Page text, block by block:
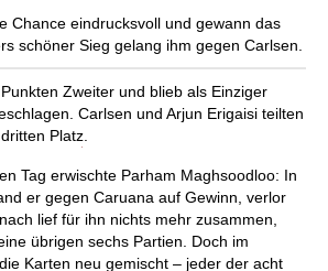
Chance eindrucksvoll und gewann das
schöner Sieg gelang ihm gegen Carlsen.
Zweiter und blieb als Einziger
Carlsen und Arjun Erigaisi teilten
Platz.
Tag erwischte Parham Maghsoodloo: In
er gegen Caruana auf Gewinn, verlor
lief für ihn nichts mehr zusammen,
übrigen sechs Partien. Doch im
Karten neu gemischt – jeder der acht